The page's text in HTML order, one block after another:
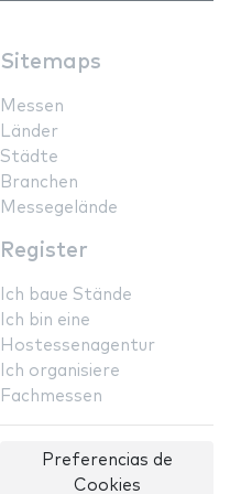
Sitemaps
Messen
Länder
Städte
Branchen
Messegelände
Register
Ich baue Stände
Ich bin eine
Hostessenagentur
Ich organisiere
Fachmessen
Preferencias de
Cookies